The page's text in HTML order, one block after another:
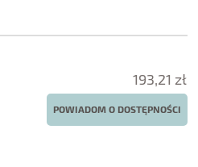
193,21 zł
POWIADOM O DOSTĘPNOŚCI